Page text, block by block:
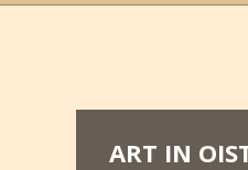
ART IN